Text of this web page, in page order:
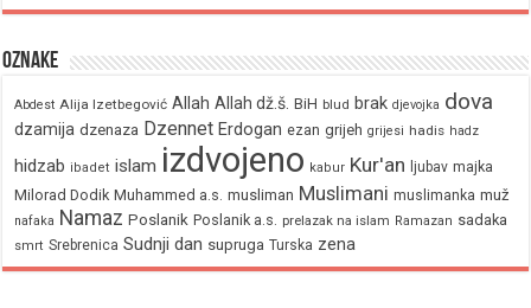
Oznake
Abdest Alija Izetbegović Allah Allah dž.š. BiH blud brak djevojka dova
dzamija dzenaza Dzennet Erdogan ezan grijeh grijesi hadis hadz
hidzab ibadet islam izdvojeno kabur Kur'an ljubav majka
Milorad Dodik Muhammed a.s. musliman Muslimani muslimanka muž
nafaka Namaz Poslanik Poslanik a.s. prelazak na islam Ramazan sadaka
smrt Srebrenica Sudnji dan supruga Turska zena